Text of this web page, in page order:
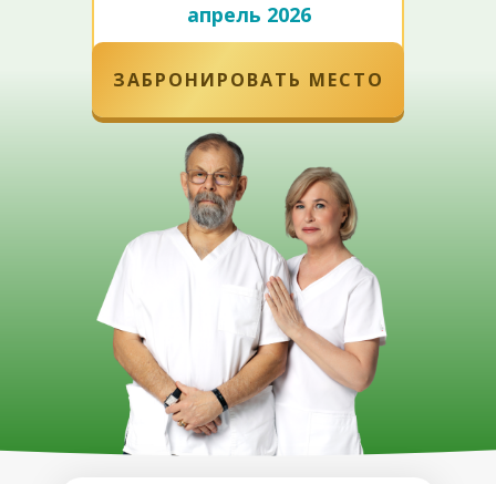
ЗАБРОНИРОВАТЬ МЕСТО
апрель 2026